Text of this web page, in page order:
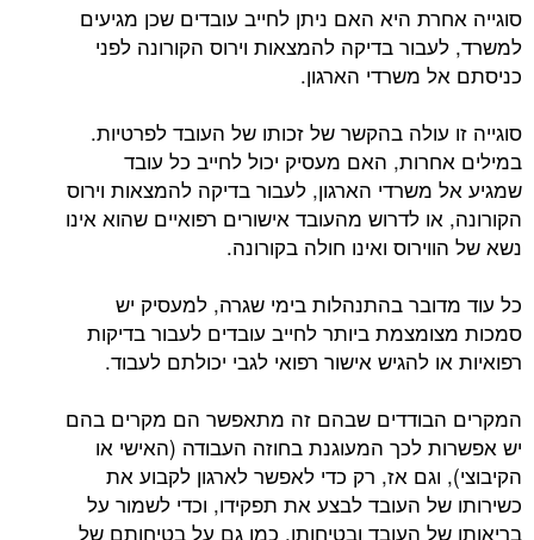
סוגייה אחרת היא האם ניתן לחייב עובדים שכן מגיעים
למשרד, לעבור בדיקה להמצאות וירוס הקורונה לפני
כניסתם אל משרדי הארגון.
סוגייה זו עולה בהקשר של זכותו של העובד לפרטיות.
במילים אחרות, האם מעסיק יכול לחייב כל עובד
שמגיע אל משרדי הארגון, לעבור בדיקה להמצאות וירוס
הקורונה, או לדרוש מהעובד אישורים רפואיים שהוא אינו
נשא של הווירוס ואינו חולה בקורונה.
כל עוד מדובר בהתנהלות בימי שגרה, למעסיק יש
סמכות מצומצמת ביותר לחייב עובדים לעבור בדיקות
רפואיות או להגיש אישור רפואי לגבי יכולתם לעבוד.
המקרים הבודדים שבהם זה מתאפשר הם מקרים בהם
יש אפשרות לכך המעוגנת בחוזה העבודה (האישי או
הקיבוצי), וגם אז, רק כדי לאפשר לארגון לקבוע את
כשירותו של העובד לבצע את תפקידו, וכדי לשמור על
בריאותו של העובד ובטיחותו, כמו גם על בטיחותם של